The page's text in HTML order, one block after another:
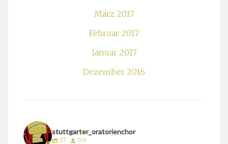
März 2017
Februar 2017
Januar 2017
Dezember 2016
stuttgarter_oratorienchor
27 301